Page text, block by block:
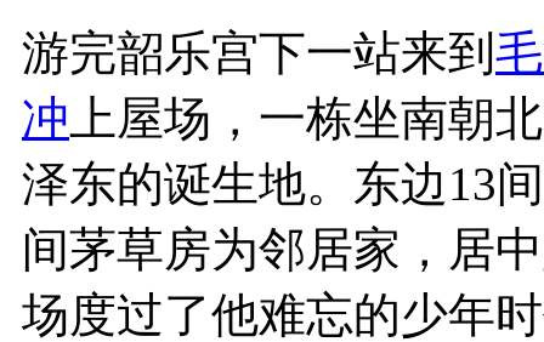
游完韶乐宫下一站来到
冲 上屋场，一栋坐南朝
泽东的诞生地。东边13
间茅草房为邻居家，居
场度过了他难忘的少年